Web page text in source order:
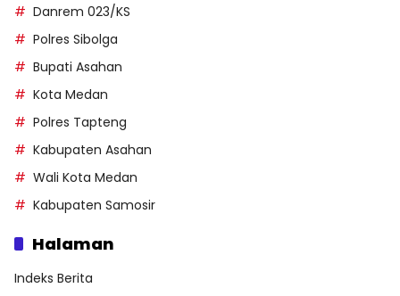
Danrem 023/KS
Polres Sibolga
Bupati Asahan
Kota Medan
Polres Tapteng
Kabupaten Asahan
Wali Kota Medan
Kabupaten Samosir
Halaman
Indeks Berita